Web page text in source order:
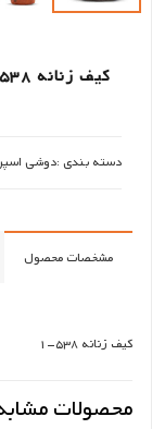
کیف زنانه 538-1
دسته بندی :دوشی
مشخصات محصول
کیف زنانه 538-1
محصولات